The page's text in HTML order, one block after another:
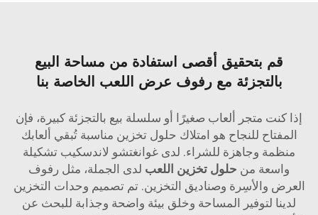
قم بتحقيق أقصى استفادة من مساحة البيع
بالتجزئة مع رفوف عرض اللعب الخاصة بنا
إذا كنت متجر ألعاب صغيرًا أو سلسلة بيع بالتجزئة كبيرة، فإن
المفتاح للنجاح هو امتلاك حلول تخزين مناسبة تُبقي ألعابك
منظمة وجاهزة للشراء. لدى غوانغتشو لاندسكيب تشكيلة
واسعة منحلول تخزين اللعبلدى الجملة، مثل رفوف
العرض والأسِرة وصناديق التخزين. تم تصميم وحدات التخزين
لدينا لتوفير المساحة وخلق بيئة واضحة وجذابة للبحث عن